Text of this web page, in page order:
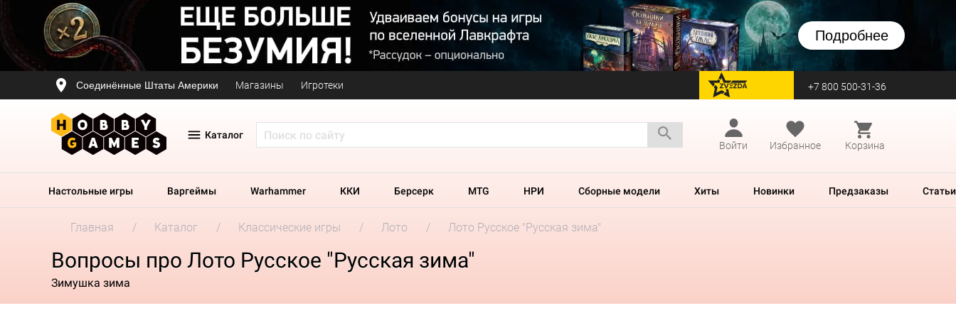
Подробнее
Соединённые Штаты Америки Магазины Игротеки перейти на Zvezda +7 800 500-31-36
Каталог
Войти
Избранное Корзина
Настольные игры Варгеймы Warhammer ККИ Берсерк MTG НРИ Сборные модели Хиты Новинки Предзаказы Статьи
Главная Каталог Классические игры Лото Лото Русское "Русская зима"
Вопросы про Лото Русское "Русская зима"
Зимушка зима